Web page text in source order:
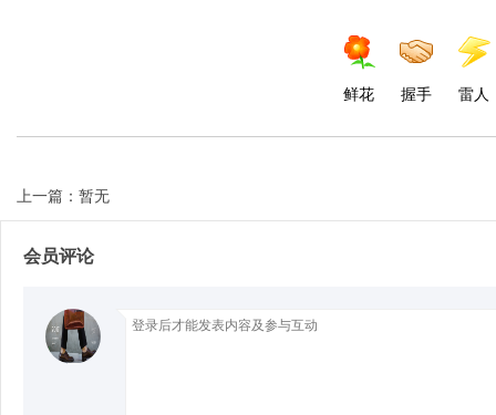
d
鲜花 握手 雷人
上一篇：暂无
会员评论